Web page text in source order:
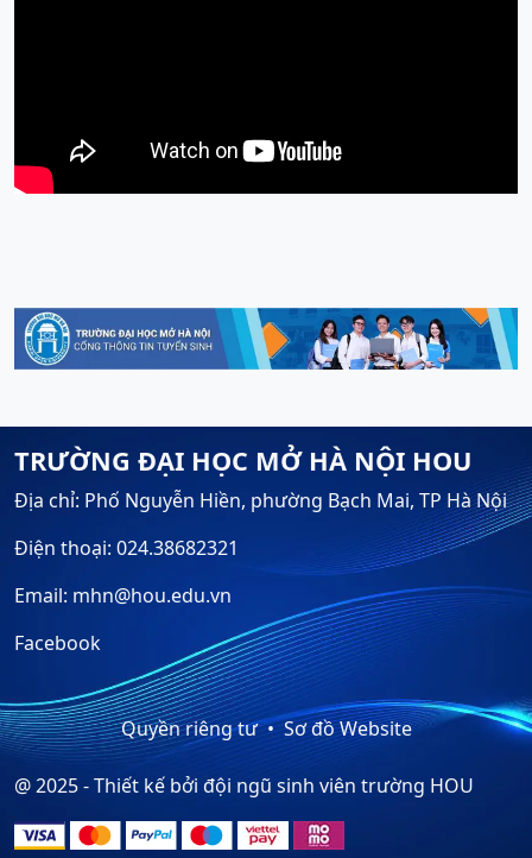
TRƯỜNG ĐẠI HỌC MỞ HÀ NỘI HOU
Địa chỉ: Phố Nguyễn Hiền, phường Bạch Mai, TP Hà Nội
Điện thoại: 024.38682321
Email: mhn@hou.edu.vn
Facebook
Quyền riêng tư Sơ đồ Website
@ 2025 - Thiết kế bởi đội ngũ sinh viên trường HOU